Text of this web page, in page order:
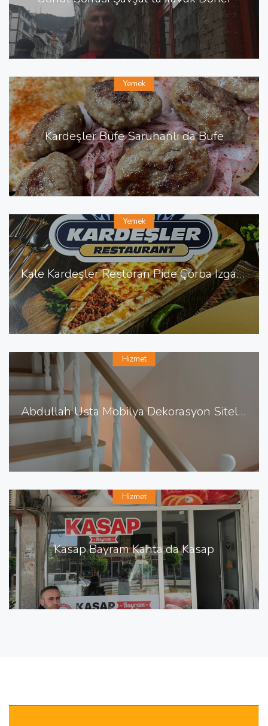
Kardeşler Büfe Saruhanlı da Büfe
Yemek
Kale Kardeşler Restoran Pide Çorba Izgara Sulu Yemek
Yemek
Abdullah Usta Mobilya Dekorasyon Sitelerde Mobilya Dekorasyon
Hizmet
Kasap Bayram Kahta da Kasap
Hizmet